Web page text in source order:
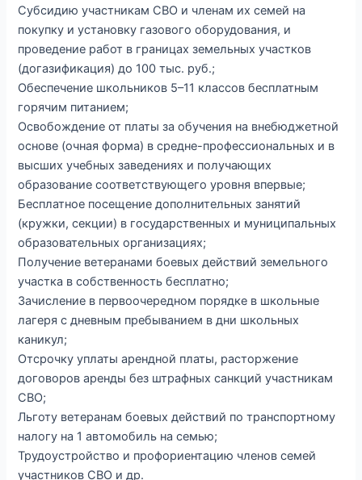
Субсидию участникам СВО и членам их семей на
покупку и установку газового оборудования, и
проведение работ в границах земельных участков
(догазификация) до 100 тыс. руб.;
Обеспечение школьников 5–11 классов бесплатным
горячим питанием;
Освобождение от платы за обучения на внебюджетной
основе (очная форма) в средне-профессиональных и в
высших учебных заведениях и получающих
образование соответствующего уровня впервые;
Бесплатное посещение дополнительных занятий
(кружки, секции) в государственных и муниципальных
образовательных организациях;
Получение ветеранами боевых действий земельного
участка в собственность бесплатно;
Зачисление в первоочередном порядке в школьные
лагеря с дневным пребыванием в дни школьных
каникул;
Отсрочку уплаты арендной платы, расторжение
договоров аренды без штрафных санкций участникам
СВО;
Льготу ветеранам боевых действий по транспортному
налогу на 1 автомобиль на семью;
Трудоустройство и профориентацию членов семей
участников СВО и др.